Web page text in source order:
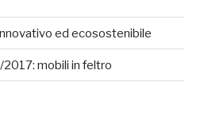
ed ecosostenibile
mobili in feltro